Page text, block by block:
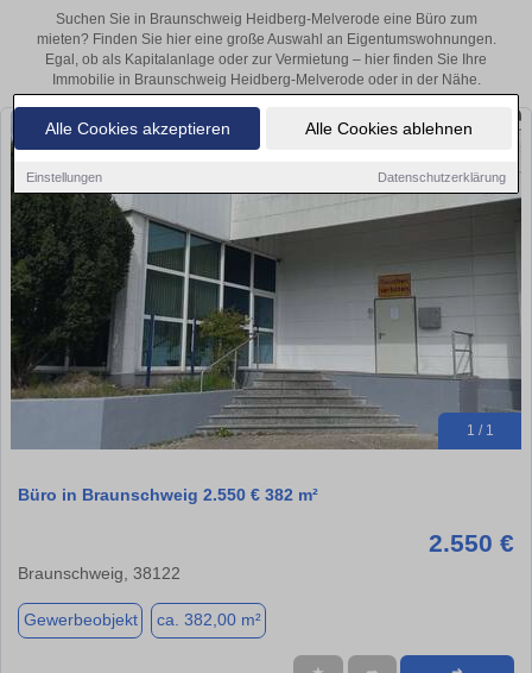
Alle Cookies akzeptieren Alle Cookies ablehnen
Einstellungen Datenschutzerklärung
Suchen Sie in Braunschweig Heidberg-Melverode eine Büro zum
mieten? Finden Sie hier eine große Auswahl an Eigentumswohnungen.
Egal, ob als Kapitalanlage oder zur Vermietung – hier finden Sie Ihre
Immobilie in Braunschweig Heidberg-Melverode oder in der Nähe.
1 / 1
Büro in Braunschweig 2.550 € 382 m²
2.550 €
Braunschweig, 38122
Gewerbeobjekt ca. 382,00 m²